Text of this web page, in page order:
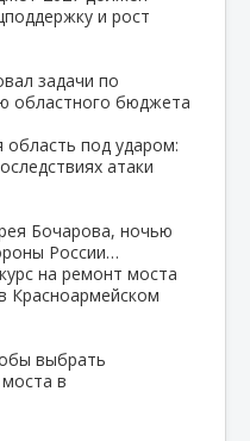
и рост
задачи по
областного бюджета
область под ударом:
атаки
Бочарова, ночью
России…
на ремонт моста
Красноармейском
выбрать
в